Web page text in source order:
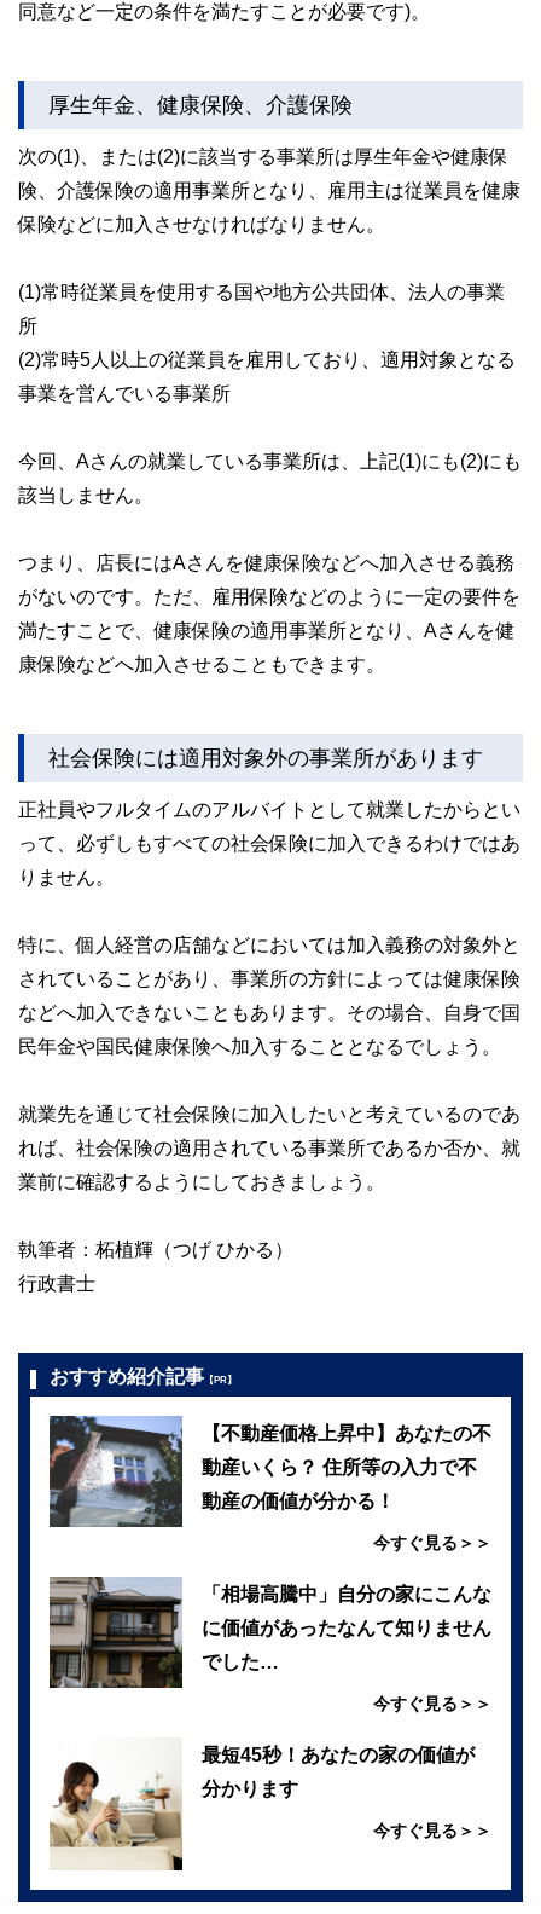
同意など一定の条件を満たすことが必要です)。
厚生年金、健康保険、介護保険
次の(1)、または(2)に該当する事業所は厚生年金や健康保
険、介護保険の適用事業所となり、雇用主は従業員を健康
保険などに加入させなければなりません。
(1)常時従業員を使用する国や地方公共団体、法人の事業
所
(2)常時5人以上の従業員を雇用しており、適用対象となる
事業を営んでいる事業所
今回、Aさんの就業している事業所は、上記(1)にも(2)にも
該当しません。
つまり、店長にはAさんを健康保険などへ加入させる義務
がないのです。ただ、雇用保険などのように一定の要件を
満たすことで、健康保険の適用事業所となり、Aさんを健
康保険などへ加入させることもできます。
社会保険には適用対象外の事業所があります
正社員やフルタイムのアルバイトとして就業したからとい
って、必ずしもすべての社会保険に加入できるわけではあ
りません。
特に、個人経営の店舗などにおいては加入義務の対象外と
されていることがあり、事業所の方針によっては健康保険
などへ加入できないこともあります。その場合、自身で国
民年金や国民健康保険へ加入することとなるでしょう。
就業先を通じて社会保険に加入したいと考えているのであ
れば、社会保険の適用されている事業所であるか否か、就
業前に確認するようにしておきましょう。
執筆者：柘植輝（つげ ひかる）
行政書士
おすすめ紹介記事 【PR】
【不動産価格上昇中】あなたの不
動産いくら？ 住所等の入力で不
動産の価値が分かる！
今すぐ見る＞＞
「相場高騰中」自分の家にこんな
に価値があったなんて知りません
でした…
今すぐ見る＞＞
最短45秒！あなたの家の価値が
分かります
今すぐ見る＞＞